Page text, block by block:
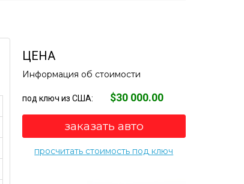
ЦЕНА
Информация об стоимости
под ключ из США: $30 000.00
заказать авто
просчитать стоимость под ключ